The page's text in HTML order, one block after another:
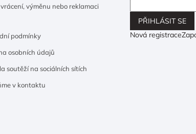
vrácení, výměnu nebo reklamaci
podmínky
osobních údajů
soutěží na sociálních sítích
v kontaktu
PŘIHLÁSIT SE
Nová registrace